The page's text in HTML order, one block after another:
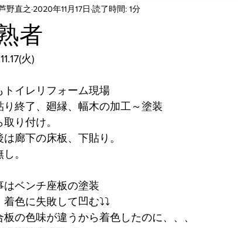
家具作家の大工日記
者
野直之 2020年11月17日 読了時間: 1分
火)
トイレリフォーム現場
り終了、廻縁、幅木の加工～塗装
り付け。
は廊下の床板、下貼り。
。
はベンチ座板の塗装
着色に失敗して凹む⤵️⤵️
板の色味が違うから着色したのに、、、